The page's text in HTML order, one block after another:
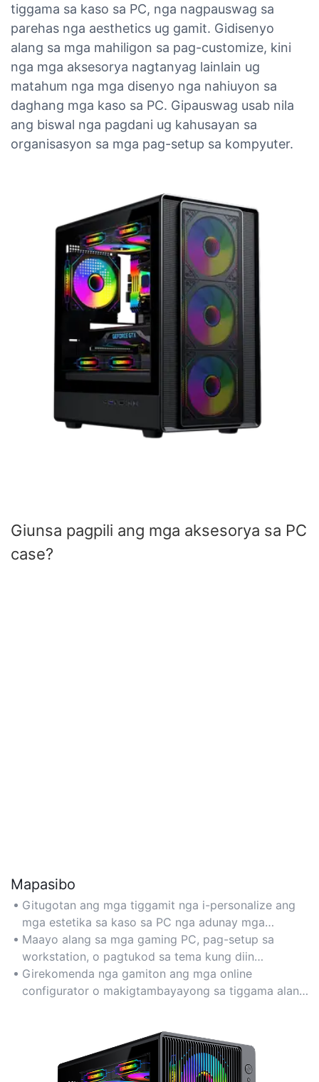
tiggama sa kaso sa PC, nga nagpauswag sa
parehas nga aesthetics ug gamit. Gidisenyo
alang sa mga mahiligon sa pag-customize, kini
nga mga aksesorya nagtanyag lainlain ug
matahum nga mga disenyo nga nahiuyon sa
daghang mga kaso sa PC. Gipauswag usab nila
ang biswal nga pagdani ug kahusayan sa
organisasyon sa mga pag-setup sa kompyuter.
Giunsa pagpili ang mga aksesorya sa PC
case?
Mapasibo
Gitugotan ang mga tiggamit nga i-personalize ang
mga estetika sa kaso sa PC nga adunay mga
aksesorya nga giimprinta sa 3D sama sa mga panel
sa RGB, mga tabon sa kable, ug mga modular
bracket alang sa usa ka talagsaon nga pagtukod.
Maayo alang sa mga gaming PC, pag-setup sa
workstation, o pagtukod sa tema kung diin
hinungdanon ang pagka-indibidwal ug pagmarka.
Girekomenda nga gamiton ang mga online
configurator o makigtambayayong sa tiggama alang